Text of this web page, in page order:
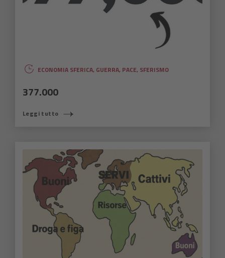
ECONOMIA SFERICA, GUERRA, PACE, SFERISMO
377.000
Leggi tutto